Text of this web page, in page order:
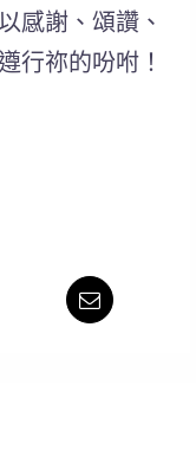
感謝、頌讚、
行祢的吩咐！